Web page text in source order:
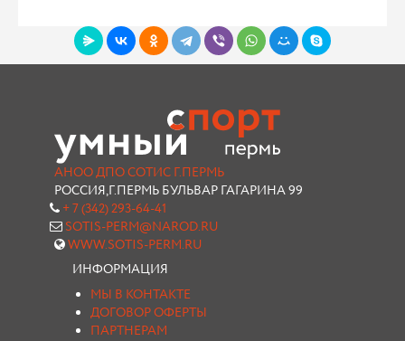
АНОО ДПО СОТИС Г.ПЕРМЬ
РОССИЯ,Г.ПЕРМЬ БУЛЬВАР ГАГАРИНА 99
+ 7 (342) 293-64-41
SOTIS-PERM@NAROD.RU
WWW.SOTIS-PERM.RU
ИНФОРМАЦИЯ
МЫ В КОНТАКТЕ
ДОГОВОР ОФЕРТЫ
ПАРТНЕРАМ